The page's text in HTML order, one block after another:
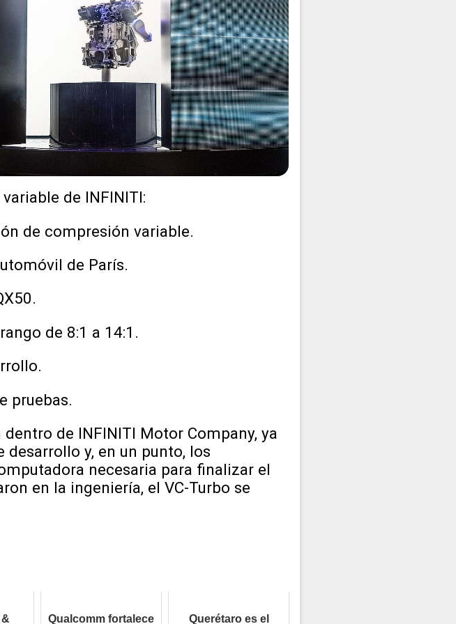
de INFINITI:
de compresión variable.
de París.
de 8:1 a 14:1.
pruebas.
de INFINITI Motor Company, ya
y, en un punto, los
necesaria para finalizar el
en la ingeniería, el VC-Turbo se
Qualcomm fortalece Querétaro es el